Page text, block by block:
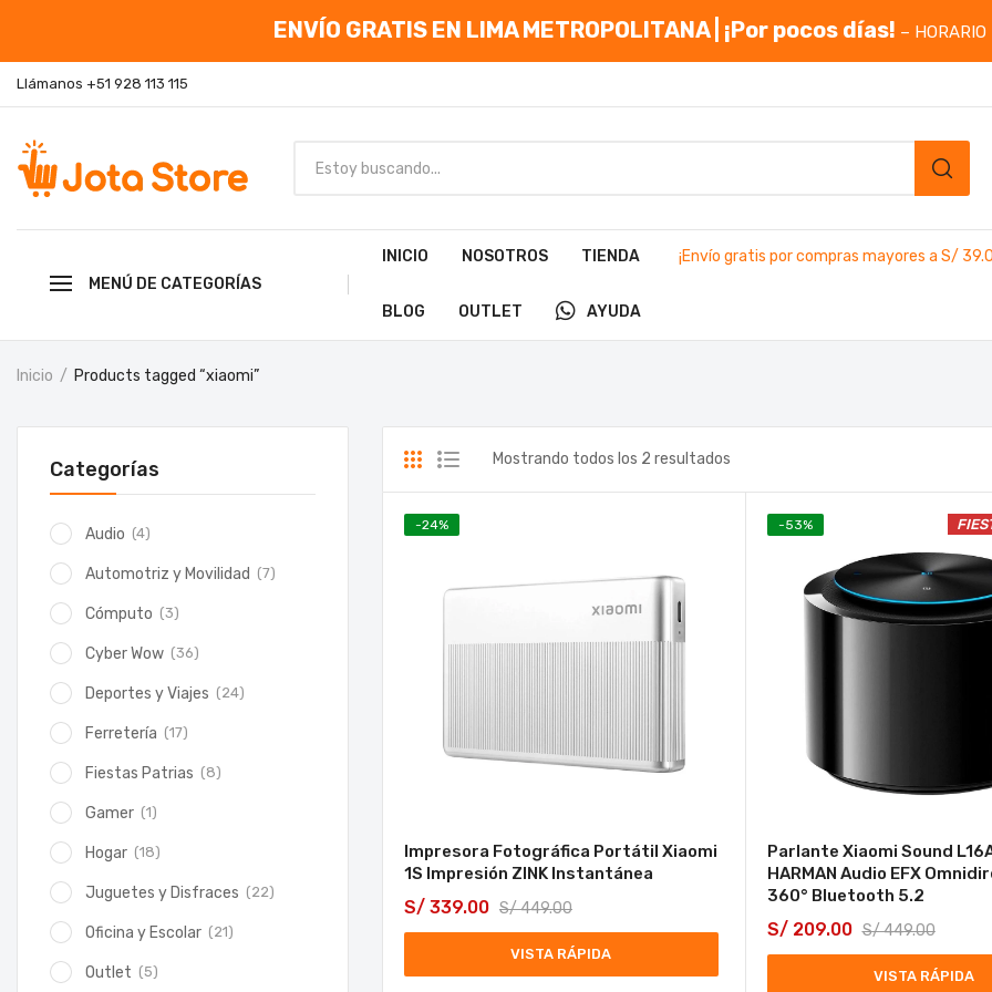
ENVÍO GRATIS EN LIMA METROPOLITANA | ¡Por pocos días! –
Llámanos +51 928 113 115
MENÚ DE CATEGORÍAS
INICIO NOSOTROS TIENDA
BLOG OUTLET AYUDA
¡Envío gratis por compras mayores a S/
Inicio Products tagged “xiaomi”
Mostrando todos los 2 resultados
-24%
Impresora Fotográfica Portátil Xiaomi
1S Impresión ZINK Instantánea
S/449.00
S/ 339.00
VISTA RÁPIDA
-53%
Parlante Xiaomi Sound
HARMAN Audio EFX
360° Bluetooth 5.2
S/449.00
S/209.00
VISTA RÁPIDA
Categorías
Audio (4)
Automotriz y Movilidad (7)
Cómputo (3)
Cyber Wow (36)
Deportes y Viajes (24)
Ferretería (17)
Fiestas Patrias (8)
Gamer (1)
Hogar (18)
Juguetes y Disfraces (22)
Oficina y Escolar (21)
Outlet (5)